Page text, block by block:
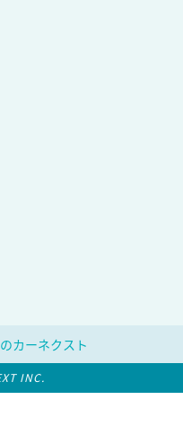
カーネクスト
INC.